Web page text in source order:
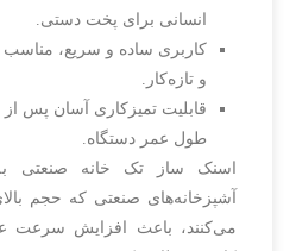
انسانی برای پخت دستی.
کاربری ساده و سریع، مناسب
و تازه‌کار.
قابلیت تمیزکاری آسان پس
طول عمر دستگاه.
اسنک ساز تک خانه صنعتی
آشپزخانه‌های صنعتی که حجم
می‌کنند، باعث افزایش سرعت